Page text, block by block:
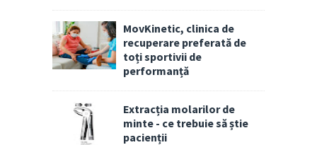
MovKinetic, clinica de
recuperare preferată de
toți sportivii de
performanță
Extracția molarilor de
minte - ce trebuie să știe
pacienții